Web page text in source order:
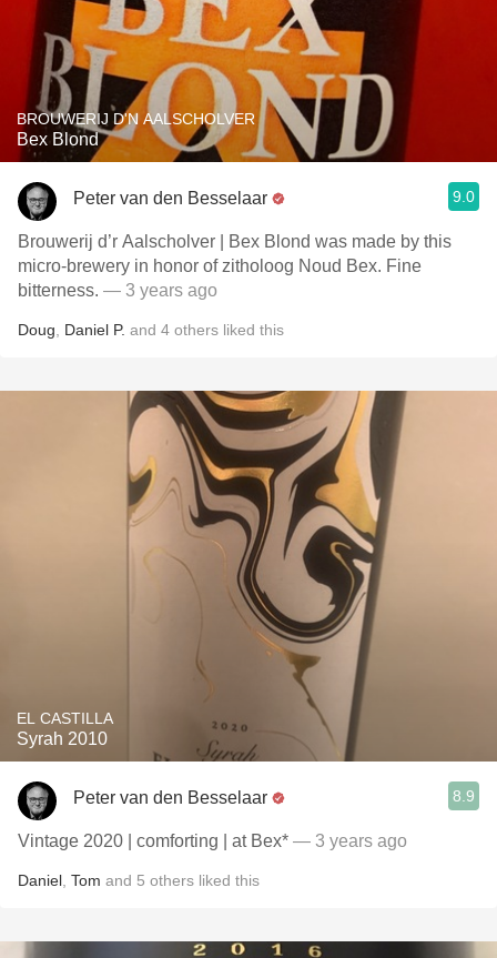
BROUWERIJ D'N AALSCHOLVER
Bex Blond
Peter van den Besselaar 9.0
Brouwerij d’r Aalscholver | Bex Blond was made by this
micro-brewery in honor of zitholoog Noud Bex. Fine
bitterness. — 3 years ago
Doug Daniel P. and 4 others liked this
EL CASTILLA
Syrah 2010
Peter van den Besselaar 8.9
Vintage 2020 | comforting | at Bex* — 3 years ago
Daniel Tom and 5 others liked this